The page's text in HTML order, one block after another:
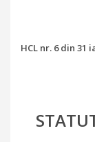
HCL nr. 6 din 31